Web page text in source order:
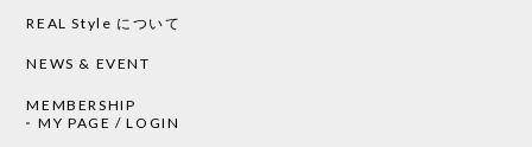
REAL Style について
NEWS & EVENT
MEMBERSHIP
MY PAGE / LOGIN